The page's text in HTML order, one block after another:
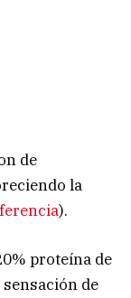
de
la
).
proteína de
de